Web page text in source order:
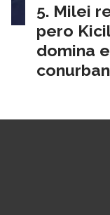
Milei
pero
domina